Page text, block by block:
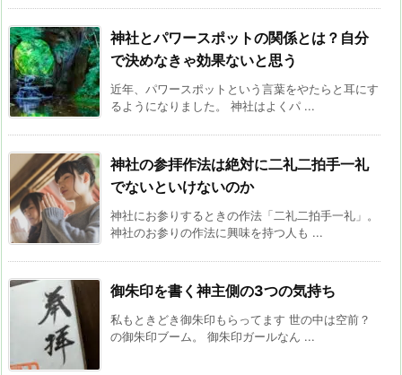
神社とパワースポットの関係とは？自分
で決めなきゃ効果ないと思う
近年、パワースポットという言葉をやたらと耳にす
るようになりました。 神社はよくパ ...
神社の参拝作法は絶対に二礼二拍手一礼
でないといけないのか
神社にお参りするときの作法「二礼二拍手一礼」。
神社のお参りの作法に興味を持つ人も ...
御朱印を書く神主側の3つの気持ち
私もときどき御朱印もらってます 世の中は空前？
の御朱印ブーム。 御朱印ガールなん ...